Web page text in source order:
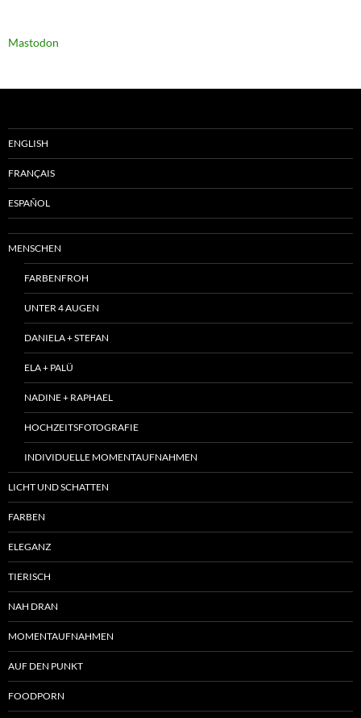
Mastodon
ENGLISH
FRANÇAIS
ESPAÑOL
MENSCHEN
FARBENFROH
UNTER 4 AUGEN
DANIELA + STEFAN
ELA + PALÜ
NADINE + RAPHAEL
HOCHZEITSFOTOGRAFIE
INDIVIDUELLE MOMENTAUFNAHMEN
LICHT UND SCHATTEN
FARBEN
ELEGANZ
TIERISCH
NAH DRAN
MOMENTAUFNAHMEN
AUF DEN PUNKT
FOODPORN